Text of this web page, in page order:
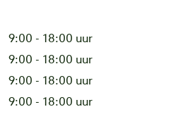
9:00 - 18:00 uur
9:00 - 18:00 uur
9:00 - 18:00 uur
9:00 - 18:00 uur